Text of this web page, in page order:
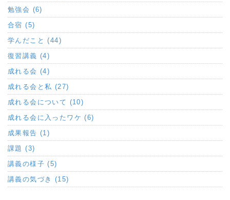
勉強会 (6)
合宿 (5)
学んだこと (44)
復習講義 (4)
成れる会 (4)
成れる会と私 (27)
成れる会について (10)
成れる会に入ったワケ (6)
成果報告 (1)
課題 (3)
講義の様子 (5)
講義の気づき (15)